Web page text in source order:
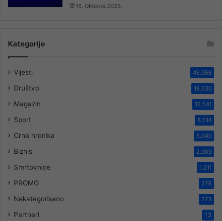
16. Oktobra 2025.
Kategorije
Vijesti 45.958
Društvo 18.530
Magazin 12.541
Sport 8.514
Crna hronika 5.040
Biznis 2.909
Smrtovnice 1.211
PROMO 278
Nekategorisano 273
Partneri 13